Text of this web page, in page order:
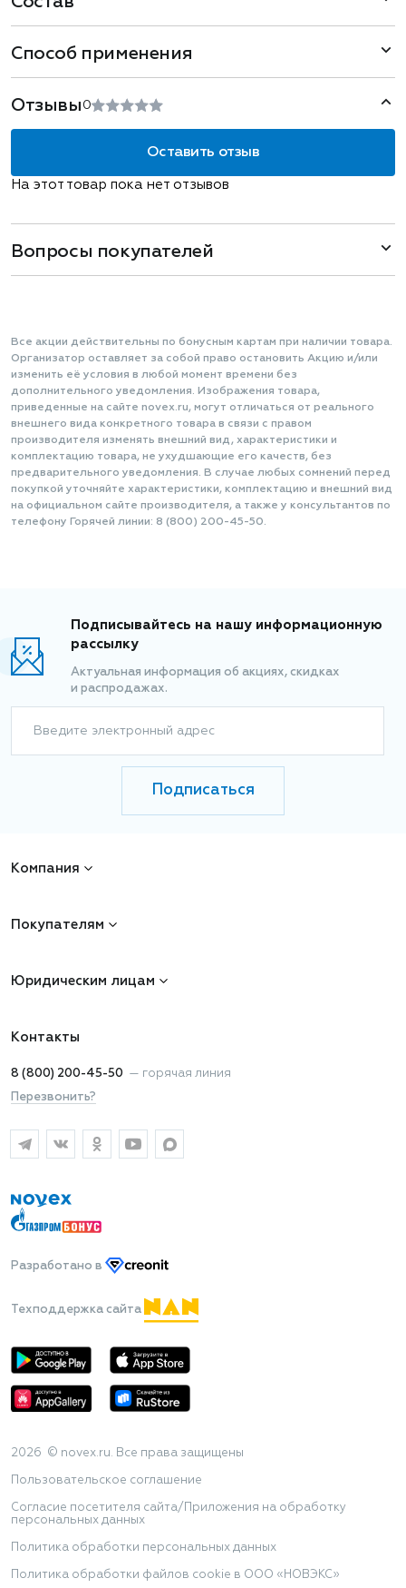
Способ применения
Отзывы 0
Оставить отзыв
На этот товар пока нет отзывов
Вопросы покупателей
Все акции действительны по бонусным картам при наличии товара.
Организатор оставляет за собой право остановить Акцию и/или
изменить её условия в любой момент времени без
дополнительного уведомления. Изображения товара,
приведенные на сайте novex.ru, могут отличаться от реального
внешнего вида конкретного товара в связи с правом
производителя изменять внешний вид, характеристики и
комплектацию товара, не ухудшающие его качеств, без
предварительного уведомления. В случае любых сомнений перед
покупкой уточняйте характеристики, комплектацию и внешний вид
на официальном сайте производителя, а также у консультантов по
телефону Горячей линии: 8 (800) 200-45-50.
Подписывайтесь на нашу информационную
рассылку
Актуальная информация об акциях, скидках
и распродажах.
Введите электронный адрес
Подписаться
Компания
Покупателям
Юридическим лицам
Контакты
8 (800) 200-45-50 — горячая линия
Перезвонить?
Разработано в
Техподдержка сайта
2026 © novex.ru. Все права защищены
Пользовательское соглашение
Согласие посетителя сайта/Приложения на обработку
персональных данных
Политика обработки персональных данных
Политика обработки файлов cookie в ООО «НОВЭКС»